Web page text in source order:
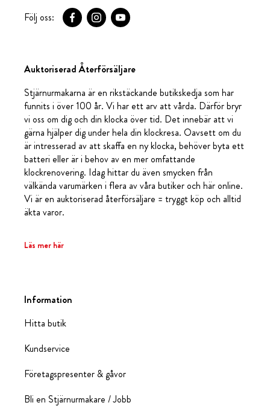
Följ oss:
Auktoriserad Återförsäljare
Stjärnurmakarna är en rikstäckande butikskedja som har
funnits i över 100 år. Vi har ett arv att vårda. Därför bryr
vi oss om dig och din klocka över tid. Det innebär att vi
gärna hjälper dig under hela din klockresa. Oavsett om du
är intresserad av att skaffa en ny klocka, behöver byta ett
batteri eller är i behov av en mer omfattande
klockrenovering. Idag hittar du även smycken från
välkända varumärken i flera av våra butiker och här online.
Vi är en auktoriserad återförsäljare = tryggt köp och alltid
äkta varor.
Läs mer här
Information
Hitta butik
Kundservice
Företagspresenter & gåvor
Bli en Stjärnurmakare / Jobb